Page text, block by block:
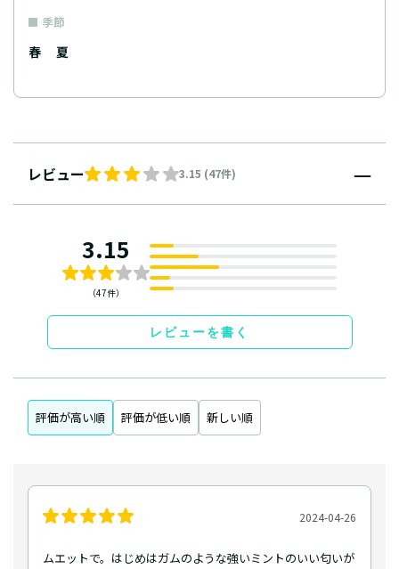
季節
春 夏
レビュー 3.15 (47件)
3.15
（47件）
レビューを書く
評価が高い順 評価が低い順 新しい順
2024-04-26
ムエットで。はじめはガムのような強いミントのいい匂いが